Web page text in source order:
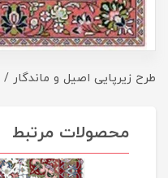
طرح زیرپایی اصیل و ماندگار /
محصولات مرتبط